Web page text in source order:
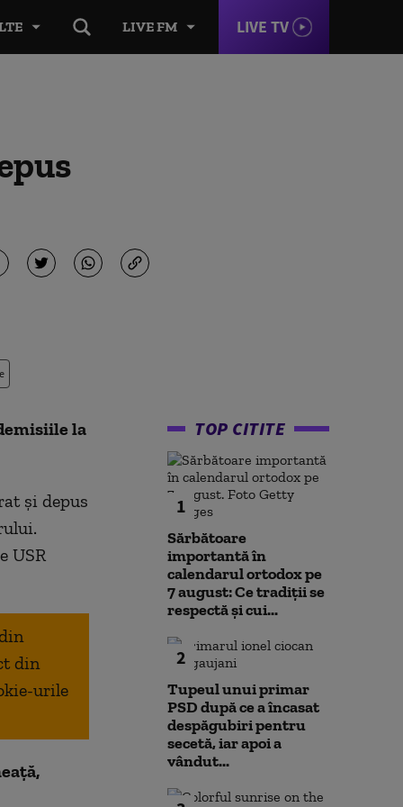
LIVE FM LIVE TV
la
și depus
USR
din
urile
TOP CITITE
1
Sărbătoare
importantă în
calendarul ortodox pe
7 august: Ce tradiții se
respectă și cui...
2
Tupeul unui primar
PSD după ce a încasat
despăgubiri pentru
secetă, iar apoi a
vândut...